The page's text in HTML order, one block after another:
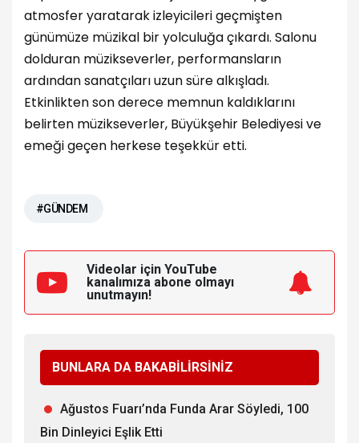
atmosfer yaratarak izleyicileri geçmişten
günümüze müzikal bir yolculuğa çıkardı. Salonu
dolduran müzikseverler, performansların
ardından sanatçıları uzun süre alkışladı.
Etkinlikten son derece memnun kaldıklarını
belirten müzikseverler, Büyükşehir Belediyesi ve
emeği geçen herkese teşekkür etti.
#GÜNDEM
Videolar için YouTube
kanalımıza abone olmayı
unutmayın!
BUNLARA DA BAKABİLİRSİNİZ
Ağustos Fuarı’nda Funda Arar Söyledi, 100
Bin Dinleyici Eşlik Etti